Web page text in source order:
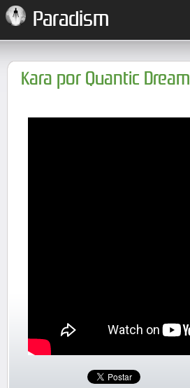
Paradism
Kara por Quantic Dream